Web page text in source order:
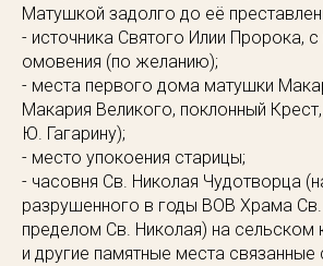
Матушкой задолго до её
- источника Святого Илии Пророка,
омовения (по желанию);
- места первого дома матушки
Макария Великого, поклонный
Ю. Гагарину);
- место упокоения старицы;
- часовня Св. Николая Чудотворца
разрушенного в годы ВОВ Храма
пределом Св. Николая) на сельском
и другие памятные места связанные